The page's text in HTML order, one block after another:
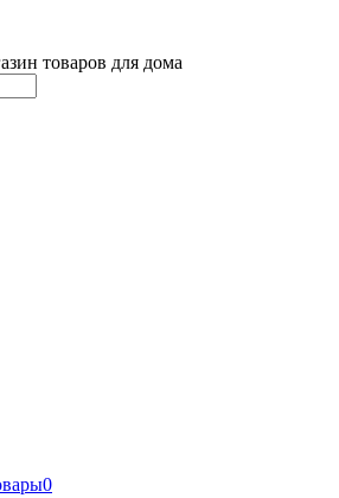
товаров для дома
0